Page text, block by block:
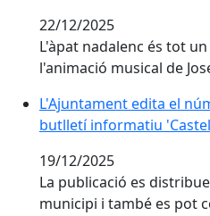
22/12/2025
L'àpat nadalenc és tot
l'animació musical de
L'Ajuntament edita el
L'Ajuntament edita el
butlletí informatiu
19/12/2025
La publicació es
municipi i també es pot